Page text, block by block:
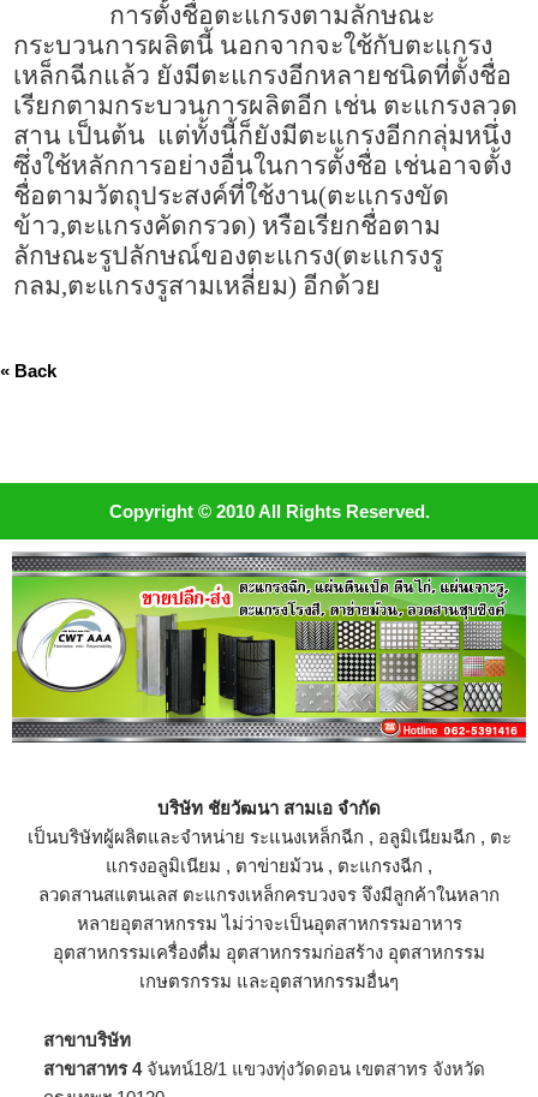
การตั้งชื่อตะแกรงตามลักษณะ
กระบวนการผลิตนี้ นอกจากจะใช้กับตะแกรง
เหล็กฉีกแล้ว ยังมีตะแกรงอีกหลายชนิดที่ตั้งชื่อ
เรียกตามกระบวนการผลิตอีก เช่น ตะแกรงลวด
สาน เป็นต้น แต่ทั้งนี้ก็ยังมีตะแกรงอีกกลุ่มหนึ่ง
ซึ่งใช้หลักการอย่างอื่นในการตั้งชื่อ เช่นอาจตั้ง
ชื่อตามวัตถุประสงค์ที่ใช้งาน(ตะแกรงขัด
ข้าว,ตะแกรงคัดกรวด) หรือเรียกชื่อตาม
ลักษณะรูปลักษณ์ของตะแกรง(ตะแกรงรู
กลม,ตะแกรงรูสามเหลี่ยม) อีกด้วย
« Back
Copyright © 2010 All Rights Reserved.
บริษัท ชัยวัฒนา สามเอ จำกัด
เป็นบริษัทผู้ผลิตและจำหน่าย ระแนงเหล็กฉีก , อลูมิเนียมฉีก , ตะ
แกรงอลูมิเนียม , ตาข่ายม้วน , ตะแกรงฉีก ,
ลวดสานสแตนเลส ตะแกรงเหล็กครบวงจร จึงมีลูกค้าในหลาก
หลายอุตสาหกรรม ไม่ว่าจะเป็นอุตสาหกรรมอาหาร
อุตสาหกรรมเครื่องดื่ม อุตสาหกรรมก่อสร้าง อุตสาหกรรม
เกษตรกรรม และอุตสาหกรรมอื่นๆ
สาขาบริษัท
สาขาสาทร 4 จันทน์18/1 แขวงทุ่งวัดดอน เขตสาทร จังหวัด